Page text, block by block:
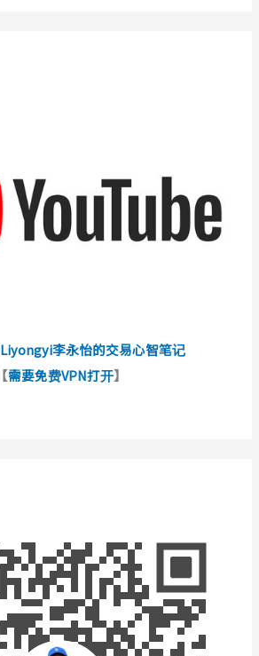
Liyongyi李永怡的交易心智笔记
【需要免费VPN打开】